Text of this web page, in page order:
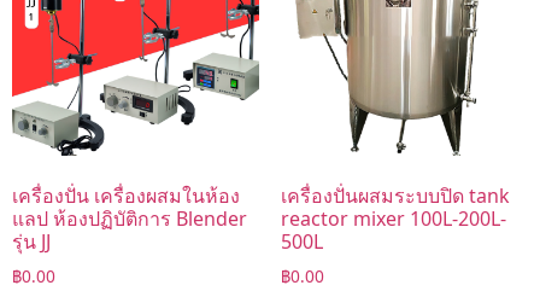
เครื่องปั่น เครื่องผสมในห้อง
แลป ห้องปฏิบัติการ Blender
รุ่น JJ
฿0.00
เครื่องปั่นผสมระบบปิด tank
reactor mixer 100L-200L-
500L
฿0.00